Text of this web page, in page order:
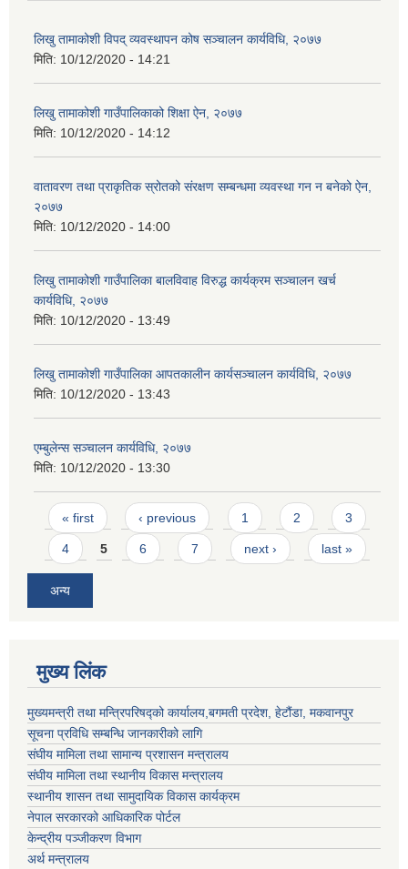
लिखु तामाकोशी विपद् व्यवस्थापन कोष सञ्चालन कार्यविधि, २०७७
मिति: 10/12/2020 - 14:21
लिखु तामाकोशी गाउँपालिकाको शिक्षा ऐन, २०७७
मिति: 10/12/2020 - 14:12
वातावरण तथा प्राकृतिक स्रोतको संरक्षण सम्बन्धमा व्यवस्था गन न बनेको ऐन,
२०७७
मिति: 10/12/2020 - 14:00
लिखु तामाकोशी गाउँपालिका बालविवाह विरुद्ध कार्यक्रम सञ्चालन खर्च
कार्यविधि, २०७७
मिति: 10/12/2020 - 13:49
लिखु तामाकोशी गाउँपालिका आपतकालीन कार्यसञ्चालन कार्यविधि, २०७७
मिति: 10/12/2020 - 13:43
एम्बुलेन्स सञ्चालन कार्यविधि, २०७७
मिति: 10/12/2020 - 13:30
Pages
« first ‹ previous 1 2 3
4 5 6 7 next › last »
अन्य
मुख्य लिंक
मुख्यमन्त्री तथा मन्त्रिपरिषद्को कार्यालय,बगमती प्रदेश, हेटौंडा, मकवानपुर
सूचना प्रविधि सम्बन्धि जानकारीको लागि
संघीय मामिला तथा सामान्य प्रशासन मन्त्रालय
संघीय मामिला तथा स्थानीय विकास मन्त्रालय
स्थानीय शासन तथा सामुदायिक विकास कार्यक्रम
नेपाल सरकारको आधिकारिक पोर्टल
केन्द्रीय पञ्जीकरण विभाग
अर्थ मन्त्रालय